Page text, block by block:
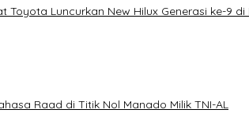
Toyota Luncurkan New Hilux Generasi ke-9
Raad di Titik Nol Manado Milik TNI-AL